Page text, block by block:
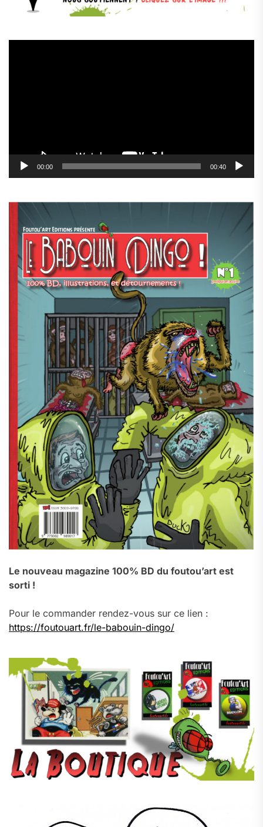
00:00 00:40
Le nouveau magazine 100% BD du foutou’art est
sorti !
Pour le commander rendez-vous sur ce lien :
https://foutouart.fr/le-babouin-dingo/